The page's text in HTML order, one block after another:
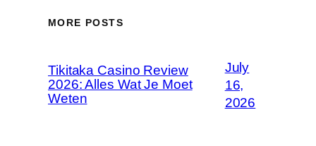
MORE POSTS
Tikitaka Casino Review
2026: Alles Wat Je Moet
Weten
July
16,
2026